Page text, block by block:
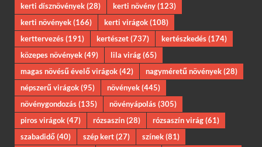
kerti dísznövények(28) kerti növény(123)
kerti növények(166) kerti virágok(108)
kerttervezés(191) kertészet(737) kertészkedés(174)
közepes növények(49) lila virág(65)
magas növésű évelő virágok(42) nagyméretű növények(28)
népszerű virágok(95) növények(445)
növénygondozás(135) növényápolás(305)
piros virágok(47) rózsaszín(28) rózsaszín virág(61)
szabadidő(40) szép kert(27) színek(81)